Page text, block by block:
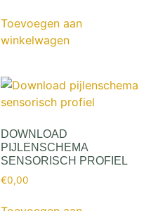
Toevoegen aan
winkelwagen
DOWNLOAD
PIJLENSCHEMA
SENSORISCH PROFIEL
€0,00